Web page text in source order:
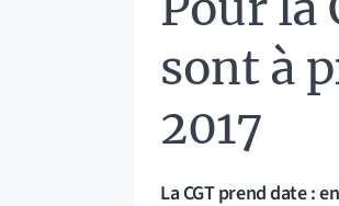
sont à
2017
La CGT prend date :